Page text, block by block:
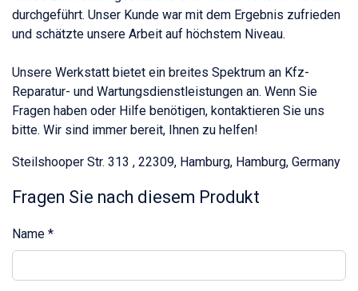
durchgeführt. Unser Kunde war mit dem Ergebnis zufrieden
und schätzte unsere Arbeit auf höchstem Niveau.
Unsere Werkstatt bietet ein breites Spektrum an Kfz-
Reparatur- und Wartungsdienstleistungen an. Wenn Sie
Fragen haben oder Hilfe benötigen, kontaktieren Sie uns
bitte. Wir sind immer bereit, Ihnen zu helfen!
Steilshooper Str. 313 , 22309, Hamburg, Hamburg, Germany
Fragen Sie nach diesem Produkt
Name *